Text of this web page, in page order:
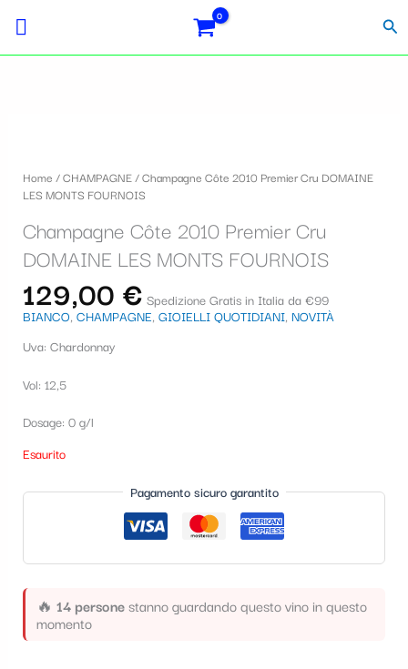
contenuto
Home /CHAMPAGNE/ Champagne Côte 2010 Premier Cru DOMAINE
LES MONTS FOURNOIS
Champagne Côte 2010 Premier Cru
DOMAINE LES MONTS FOURNOIS
129,00 € Spedizione Gratis in Italia da €99
BIANCO, CHAMPAGNE, GIOIELLI QUOTIDIANI, NOVITÀ
Uva: Chardonnay
Vol: 12,5
Dosage: 0 g/l
Esaurito
Pagamento sicuro garantito
🔥 14 personestanno guardando questo vino in questo
momento
o
n
a
t
e
i
a